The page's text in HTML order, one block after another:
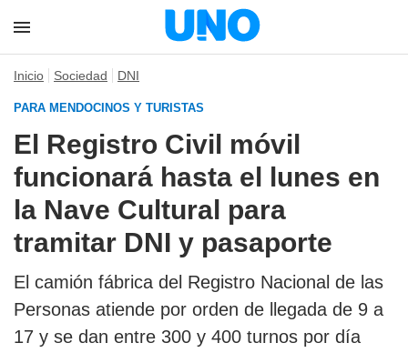
Inicio Sociedad DNI
PARA MENDOCINOS Y TURISTAS
El Registro Civil móvil
funcionará hasta el lunes en
la Nave Cultural para
tramitar DNI y pasaporte
El camión fábrica del Registro Nacional de las
Personas atiende por orden de llegada de 9 a
17 y se dan entre 300 y 400 turnos por día